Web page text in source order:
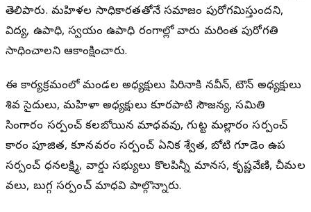
తెలిపారు. మహిళల సాధికారతతోనే సమాజం పురోగమిస్తుందని,
విద్య, ఉపాధి, స్వయం ఉపాధి రంగాల్లో వారు మరింత పురోగతి
సాధించాలని ఆకాంక్షించారు.
ఈ కార్యక్రమంలో మండల అధ్యక్షులు పిరినాకి నవీన్, టౌన్ అధ్యక్షులు
శివ సైదులు, మహిళా అధ్యక్షురాలు కూరపాటి సౌజన్య, సమితి
సింగారం సర్పంచ్ కలబోయిన మాధవరావు, గుట్ట మల్లారం సర్పంచ్
కారం పూజిత, కూనవరం సర్పంచ్ ఏనిక శ్వేత, బోటి గూడెం ఉప
సర్పంచ్ ధనలక్ష్మి, వార్డు సభ్యులు కొలపిన్నీ మానస, కృష్ణవేణి, చీమల
వరాలు, బుగ్గ సర్పంచ్ మాధవి పాల్గొన్నారు.